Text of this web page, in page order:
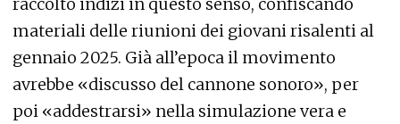
materiali delle riunioni dei giovani risalenti al
gennaio 2025. Già all’epoca il movimento
avrebbe «discusso del cannone sonoro», per
poi «addestrarsi» nella simulazione vera e